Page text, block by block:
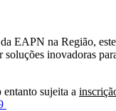
EAPN na Região,
inovadoras
sujeita a